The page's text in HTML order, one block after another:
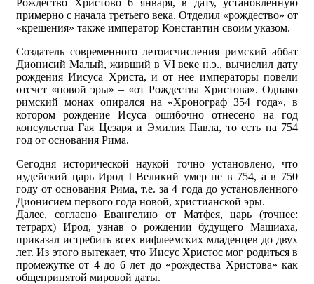
Рождество Христово 6 января, в дату, установленную
примерно с начала третьего века. Отделил «рождество» от
«крещения» также император Константин своим указом.
Создатель современного летоисчисления римский аббат
Дионисий Малый, живший в VI веке н.э., вычислил дату
рождения Иисуса Христа, и от нее императоры повели
отсчет «новой эры» – «от Рождества Христова». Однако
римский монах опирался на «Хронограф 354 года», в
котором рождение Исуса ошибочно отнесено на год
консульства Гая Цезаря и Эмилия Павла, то есть на 754
год от основания Рима.
Сегодня исторической наукой точно установлено, что
иудейский царь Ирод I Великий умер не в 754, а в 750
году от основания Рима, т.е. за 4 года до установленного
Дионисием первого года новой, христианской эры.
Далее, согласно Евангелию от Матфея, царь (точнее:
тетрарх) Ирод, узнав о рождении будущего Машиаха,
приказал истребить всех вифлеемских младенцев до двух
лет. Из этого вытекает, что Иисус Христос мог родиться в
промежутке от 4 до 6 лет до «рождества Христова» как
общепринятой мировой даты.